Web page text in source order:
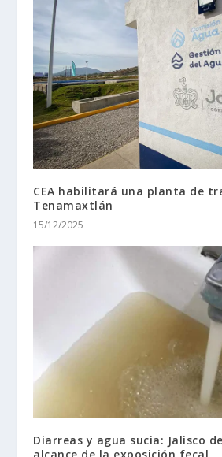
CEA habilitará una planta de
Tenamaxtlán
15/12/2025
Diarreas y agua sucia: Jalisco